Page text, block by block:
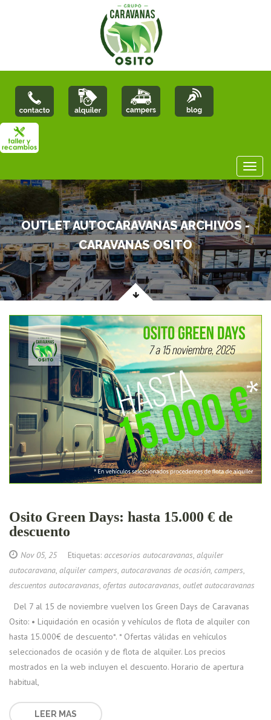
OUTLET AUTOCARAVANAS ARCHIVOS -
CARAVANAS OSITO
Osito Green Days: hasta 15.000 € de
descuento
Nov 05, 25Etiquetas: accesorios autocaravanas, alquiler
autocaravana, alquiler campers, autocaravanas de ocasión, campers,
descuentos autocaravanas, ofertas autocaravanas, outlet autocaravanas
Del 7 al 15 de noviembre vuelven los Green Days de Caravanas
Osito: • Liquidación en ocasión y vehículos de flota de alquiler con
hasta 15.000€ de descuento*. * Ofertas válidas en vehículos
seleccionados de ocasión y de flota de alquiler. Los precios
mostrados en la web incluyen el descuento. Horario de apertura
habitual,
LEER MAS